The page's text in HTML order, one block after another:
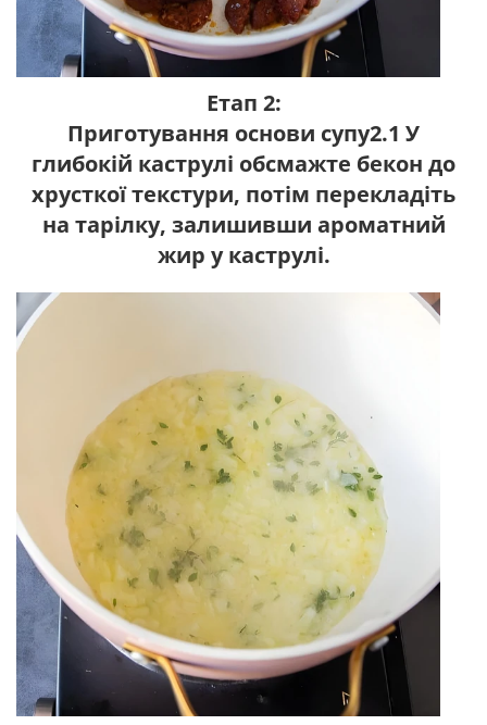
Етап 2:
Приготування основи супу2.1 У
глибокій каструлі обсмажте бекон до
хрусткої текстури, потім перекладіть
на тарілку, залишивши ароматний
жир у каструлі.